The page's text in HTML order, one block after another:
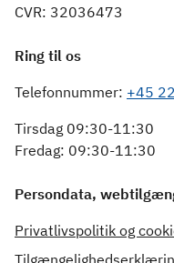
CVR: 32036473
Ring til os
Telefonnummer: +45
Tirsdag 09:30-11:30
Fredag: 09:30-11:30
Persondata,
Privatlivspolitik og